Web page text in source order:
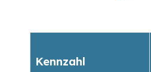
Kennzahl